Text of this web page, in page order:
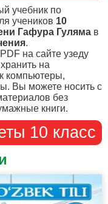
учебник по
учеников 10
Гафура Гуляма в
.
на сайте узеду
на
компьютеры,
Вы можете носить с
без
книги.
10 класс